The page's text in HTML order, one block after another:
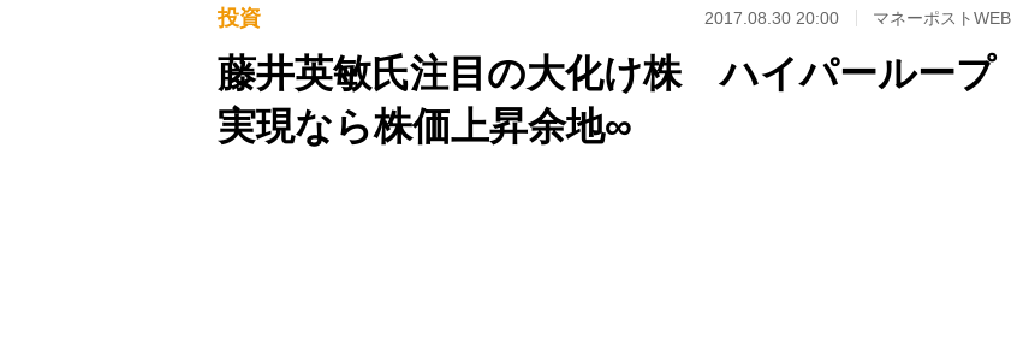
投資 2017.08.30 20:00 マネーポストWEB
藤井英敏氏注目の大化け株 ハイパーループ
実現なら株価上昇余地∞